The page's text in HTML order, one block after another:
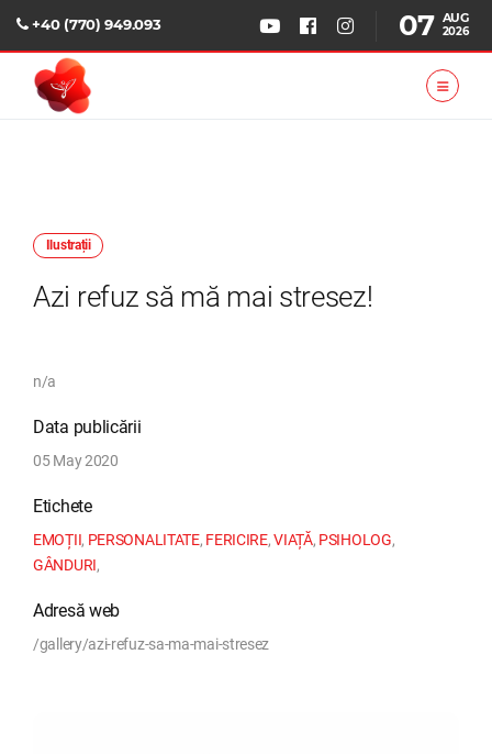
+40 (770) 949.093 07 AUG
2026
Ilustrații
Azi refuz să mă mai stresez!
n/a
Data publicării
05 May 2020
Etichete
EMOȚII, PERSONALITATE, FERICIRE,VIAȚĂ, PSIHOLOG,
GÂNDURI,
Adresă web
/gallery/azi-refuz-sa-ma-mai-stresez